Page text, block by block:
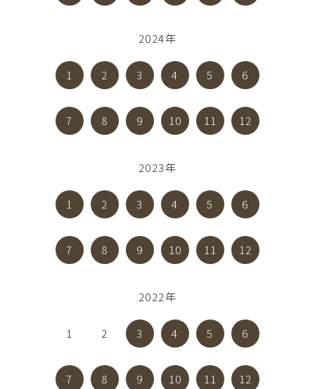
2024年
1 2 3 4 5 6
7 8 9 10 11 12
2023年
1 2 3 4 5 6
7 8 9 10 11 12
2022年
1 2 3 4 5 6
7 8 9 10 11 12